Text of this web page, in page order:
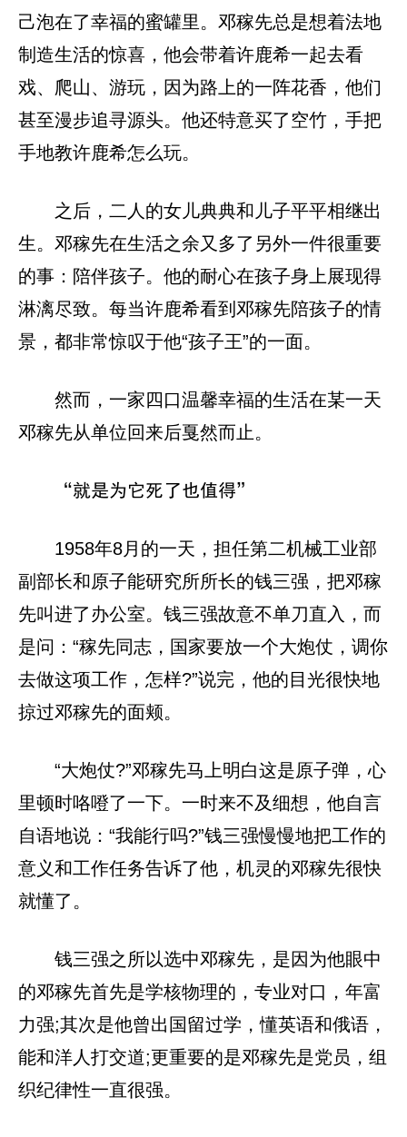
己泡在了幸福的蜜罐里。邓稼先总是想着法地
制造生活的惊喜，他会带着许鹿希一起去看
戏、爬山、游玩，因为路上的一阵花香，他们
甚至漫步追寻源头。他还特意买了空竹，手把
手地教许鹿希怎么玩。
之后，二人的女儿典典和儿子平平相继出
生。邓稼先在生活之余又多了另外一件很重要
的事：陪伴孩子。他的耐心在孩子身上展现得
淋漓尽致。每当许鹿希看到邓稼先陪孩子的情
景，都非常惊叹于他“孩子王”的一面。
然而，一家四口温馨幸福的生活在某一天
邓稼先从单位回来后戛然而止。
“就是为它死了也值得”
1958年8月的一天，担任第二机械工业部
副部长和原子能研究所所长的钱三强，把邓稼
先叫进了办公室。钱三强故意不单刀直入，而
是问：“稼先同志，国家要放一个大炮仗，调你
去做这项工作，怎样?”说完，他的目光很快地
掠过邓稼先的面颊。
“大炮仗?”邓稼先马上明白这是原子弹，心
里顿时咯噔了一下。一时来不及细想，他自言
自语地说：“我能行吗?”钱三强慢慢地把工作的
意义和工作任务告诉了他，机灵的邓稼先很快
就懂了。
钱三强之所以选中邓稼先，是因为他眼中
的邓稼先首先是学核物理的，专业对口，年富
力强;其次是他曾出国留过学，懂英语和俄语，
能和洋人打交道;更重要的是邓稼先是党员，组
织纪律性一直很强。